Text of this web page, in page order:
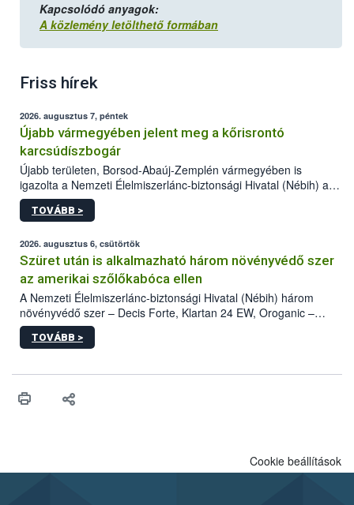
Kapcsolódó anyagok:
A közlemény letölthető formában
Friss hírek
2026. augusztus 7, péntek
Újabb vármegyében jelent meg a kőrisrontó
karcsúdíszbogár
Újabb területen, Borsod-Abaúj-Zemplén vármegyében is
igazolta a Nemzeti Élelmiszerlánc-biztonsági Hivatal (Nébih) a
kőrisrontó karcsúdíszbogár (Agrilus planipennis) jelenlétét. A
kártevőt nem csak színcsapdában találták meg, de már fertőzött
az intenzív felderítést, emellett az intézkedéseket a szlovák
hatósággal is összehangolják a terjedés megállítása érdekében.
TOVÁBB >
2026. augusztus 6, csütörtök
Szüret után is alkalmazható három növényvédő szer
az amerikai szőlőkabóca ellen
A Nemzeti Élelmiszerlánc-biztonsági Hivatal (Nébih) három
növényvédő szer – Decis Forte, Klartan 24 EW, Oroganic –
engedélyokiratát módosította, így azok a szüretet követően,
egészen a vesszőérettség (BBCH 91) stádiumáig
érésű szőlőkben is legyen lehetőség a károsító elleni további
felhasználók számára is elérhető és ökológiai termesztésben is
TOVÁBB >
Cookie beállítások